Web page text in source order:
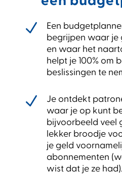
N
Een
begrijpen waar
en waar het
helpt je 100% om
beslissingen te
N
Je ontdekt
waar je op kunt
bijvoorbeeld veel
lekker broodje
je geld
abonnementen
wist dat je ze had).